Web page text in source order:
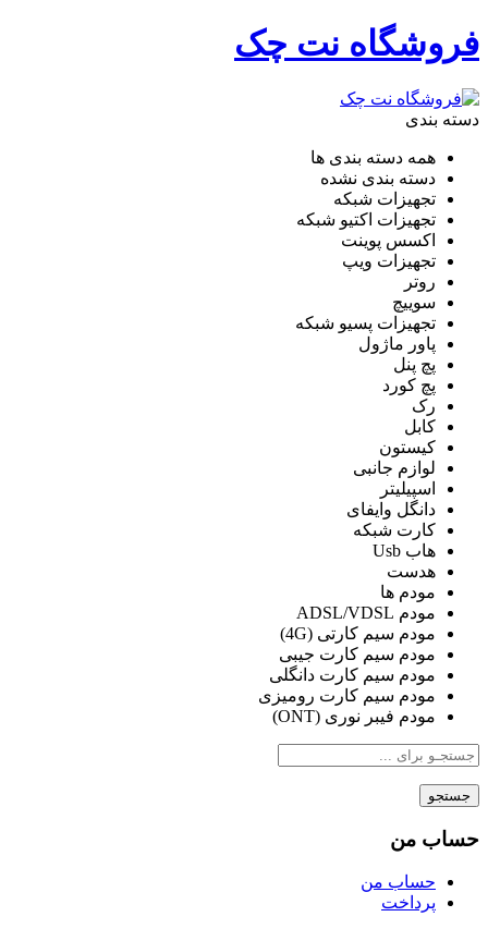
فروشگاه نت چک
دسته بندی
همه دسته بندی ها
دسته بندی نشده
تجهیزات شبکه
تجهیزات اکتیو شبکه
اکسس پوینت
تجهیزات ویپ
روتر
سوییچ
تجهیزات پسیو شبکه
پاور ماژول
پچ پنل
پچ کورد
رک
کابل
کیستون
لوازم جانبی
اسپیلیتر
دانگل وایفای
کارت شبکه
هاب Usb
هدست
مودم ها
مودم ADSL/VDSL
مودم سیم کارتی (4G)
مودم سیم کارت جیبی
مودم سیم کارت دانگلی
مودم سیم کارت رومیزی
مودم فیبر نوری (ONT)
جستجو
حساب من
حساب من
پرداخت